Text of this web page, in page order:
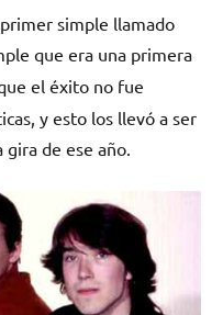
simple llamado
que era una primera
el éxito no fue
y esto los llevó a ser
gira de ese año.